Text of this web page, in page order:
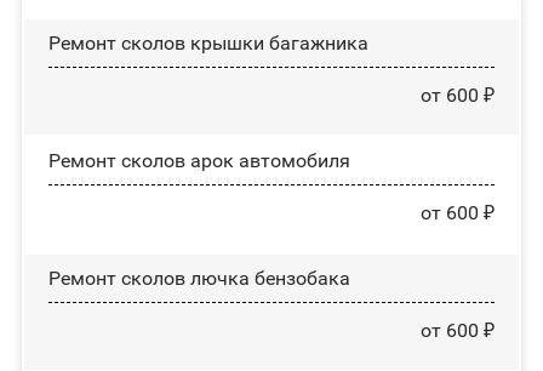
Ремонт сколов крышки багажника
от 600 ₽
Ремонт сколов арок автомобиля
от 600 ₽
Ремонт сколов лючка бензобака
от 600 ₽